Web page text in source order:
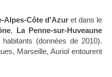
Alpes-Côte d'Azuret dans le
, La Penne-sur-Huveaune
(données de 2010).
Marseille, Auriol entourent